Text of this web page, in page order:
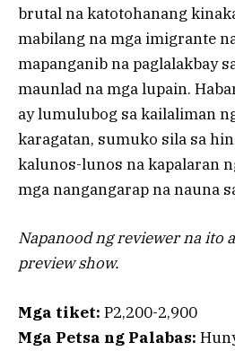
brutal na katotohanang
mabilang na mga imigrante
mapanganib na paglalakbay
maunlad na mga lupain.
ay lumulubog sa kailaliman
karagatan, sumuko sila sa
kalunos-lunos na kapalaran
mga nangangarap na nauna
Napanood ng reviewer na ito
preview show.
Mga tiket: P2,200-2,900
Mga Petsa ng Palabas: